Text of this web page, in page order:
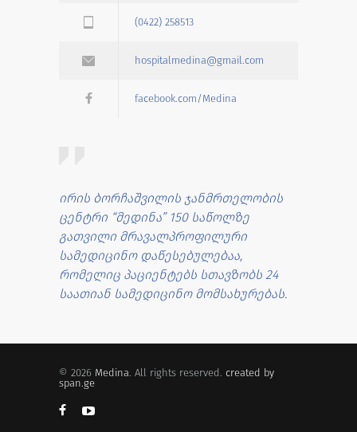
(0422) 258513
hospitalmedina@gmail.com
facebook.com/Medina
ირის ბორჩაშვილის ჯანმრთელობის
ცენტრი “მედინა” 150 საწოლზე
გათვილი მრავალპროფილური
სამედიცინო დაწესებულებაა,
რომელიც პაციენტებს სთავზობს 24
საათიან სამედიცინო მომსახურებას.
© 2026 Medina. All rights reserved. created by
span.ge